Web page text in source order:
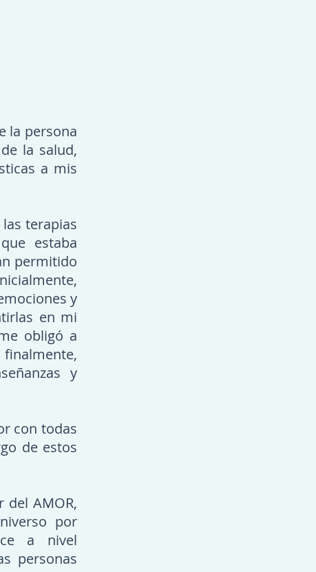
la persona
la salud,
a mis
terapias
estaba
permitido
y
en mi
obligó a
y
con todas
de estos
AMOR,
por
a nivel
personas